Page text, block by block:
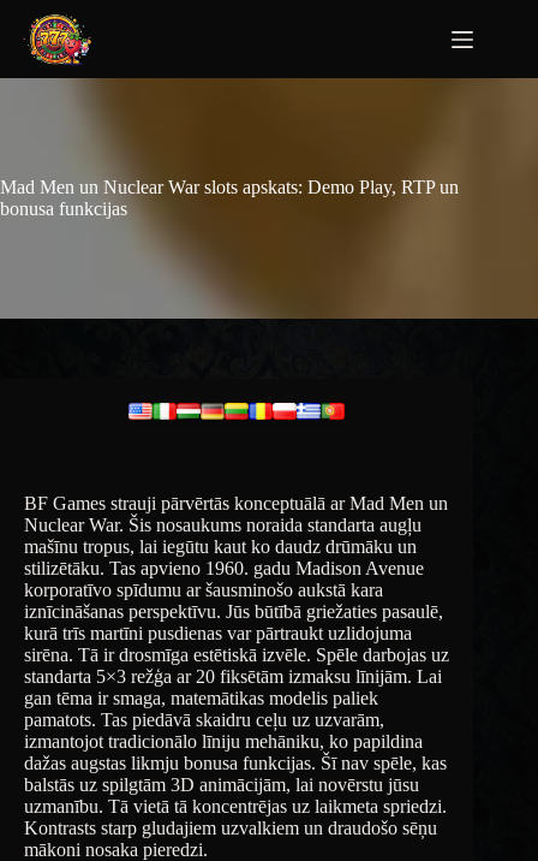
Mad Men un Nuclear War slots apskats: Demo Play, RTP un
bonusa funkcijas
BF Games strauji pārvērtās konceptuālā ar Mad Men un
Nuclear War. Šis nosaukums noraida standarta augļu
mašīnu tropus, lai iegūtu kaut ko daudz drūmāku un
stilizētāku. Tas apvieno 1960. gadu Madison Avenue
korporatīvo spīdumu ar šausminošo aukstā kara
iznīcināšanas perspektīvu. Jūs būtībā griežaties pasaulē,
kurā trīs martīni pusdienas var pārtraukt uzlidojuma
sirēna. Tā ir drosmīga estētiskā izvēle. Spēle darbojas uz
standarta 5×3 režģa ar 20 fiksētām izmaksu līnijām. Lai
gan tēma ir smaga, matemātikas modelis paliek
pamatots. Tas piedāvā skaidru ceļu uz uzvarām,
izmantojot tradicionālo līniju mehāniku, ko papildina
dažas augstas likmju bonusa funkcijas. Šī nav spēle, kas
balstās uz spilgtām 3D animācijām, lai novērstu jūsu
uzmanību. Tā vietā tā koncentrējas uz laikmeta spriedzi.
Kontrasts starp gludajiem uzvalkiem un draudošo sēņu
mākoni nosaka pieredzi.